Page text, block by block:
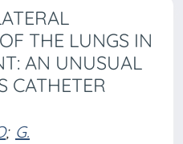
THE LUNGS IN
AN UNUSUAL
CATHETER
; G.